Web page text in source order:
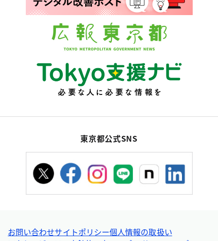
東京都公式SNS
お問い合わせサイトポリシー個人情報の取扱い